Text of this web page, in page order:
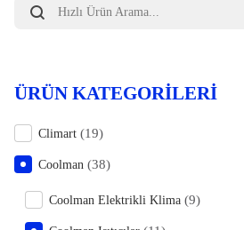
search
ÜRÜN KATEGORILERI
Climart (19)
Coolman (38)
Coolman Elektrikli Klima (9)